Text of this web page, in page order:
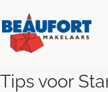
Tips voor